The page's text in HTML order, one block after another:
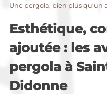
Une pergola, bien plus qu’un
Esthétique,
ajoutée : les
pergola à
Didonne